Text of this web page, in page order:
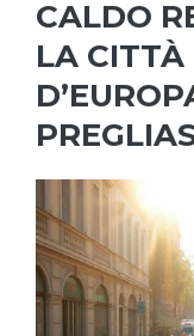
CALDO
LA CITTÀ